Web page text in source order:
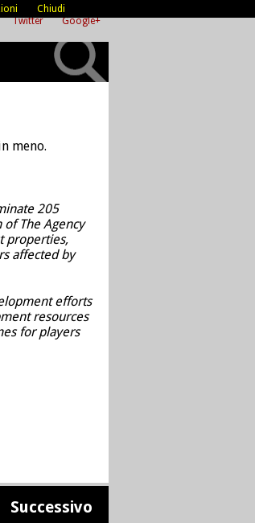
Twitter Google+
meno.
205
The Agency
properties,
affected by
efforts
resources
for players
Successivo
Chiudi